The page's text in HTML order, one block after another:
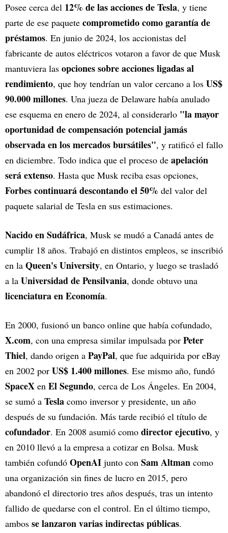
Posee cerca del 12% de las acciones de Tesla, y tiene
parte de ese paquete comprometido como garantía de
préstamos. En junio de 2024, los accionistas del
fabricante de autos eléctricos votaron a favor de que Musk
mantuviera las opciones sobre acciones ligadas al
rendimiento, que hoy tendrían un valor cercano a los US$
90.000 millones. Una jueza de Delaware había anulado
ese esquema en enero de 2024, al considerarlo "la mayor
oportunidad de compensación potencial jamás
observada en los mercados bursátiles", y ratificó el fallo
en diciembre. Todo indica que el proceso de apelación
será extenso. Hasta que Musk reciba esas opciones,
Forbes continuará descontando el 50% del valor del
paquete salarial de Tesla en sus estimaciones.
Nacido en Sudáfrica, Musk se mudó a Canadá antes de
cumplir 18 años. Trabajó en distintos empleos, se inscribió
en la Queen's University, en Ontario, y luego se trasladó
a la Universidad de Pensilvania, donde obtuvo una
licenciatura en Economía.
En 2000, fusionó un banco online que había cofundado,
X.com, con una empresa similar impulsada por Peter
Thiel, dando origen a PayPal, que fue adquirida por eBay
en 2002 por US$ 1.400 millones. Ese mismo año, fundó
SpaceX en El Segundo, cerca de Los Ángeles. En 2004,
se sumó a Tesla como inversor y presidente, un año
después de su fundación. Más tarde recibió el título de
cofundador. En 2008 asumió como director ejecutivo, y
en 2010 llevó a la empresa a cotizar en Bolsa. Musk
también cofundó OpenAI junto con Sam Altman como
una organización sin fines de lucro en 2015, pero
abandonó el directorio tres años después, tras un intento
fallido de quedarse con el control. En el último tiempo,
ambos se lanzaron varias indirectas públicas.